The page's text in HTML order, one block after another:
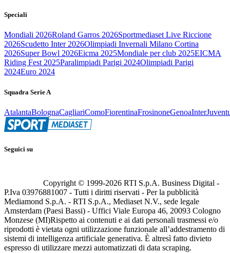
Speciali
Mondiali 2026Roland Garros 2026Sportmediaset Live Riccione
2026Scudetto Inter 2026Olimpiadi Invernali Milano Cortina
2026Super Bowl 2026Eicma 2025Mondiale per club 2025EICMA
Riding Fest 2025Paralimpiadi Parigi 2024Olimpiadi Parigi
2024Euro 2024
Squadra Serie A
AtalantaBolognaCagliariComoFiorentinaFrosinoneGenoaInter
Seguici su
Copyright © 1999-2026 RTI S.p.A. Business Digital -
P.Iva 03976881007 - Tutti i diritti riservati - Per la pubblicità
Mediamond S.p.A. - RTI S.p.A., Mediaset N.V., sede legale
Amsterdam (Paesi Bassi) - Uffici Viale Europa 46, 20093 Cologno
Monzese (MI)Rispetto ai contenuti e ai dati personali trasmessi e/o
riprodotti è vietata ogni utilizzazione funzionale all’addestramento di
sistemi di intelligenza artificiale generativa. È altresì fatto divieto
espresso di utilizzare mezzi automatizzati di data scraping.